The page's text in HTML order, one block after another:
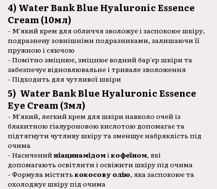
4) Water Bank Blue Hyaluronic Essence
Cream (10мл)
- М'який крем для обличчя зволожує і заспокоює шкіру,
подразнену зовнішніми подразниками, залишаючи її
пружною і сяючою
- Помітно зміцнює, зміцнює водний бар'єр шкіри та
забезпечує відновлювальне і тривале зволоження
- Підходить для чутливої шкіри
5) Water Bank Blue Hyaluronic Essence
Eye Cream (3мл)
- М'який, легкий крем для шкіри навколо очей із
блакитною гіалуроновою кислотою допомагає та
підтягнути чутливу шкіру та зменшує набряклість під
очима
- Насичений ніацинамідом і кофеїном, які
допомагають освітлити і освіжити шкіру під очима
- Формула містить кокосову олію, яка заспокоює та
охолоджує шкіру під очима